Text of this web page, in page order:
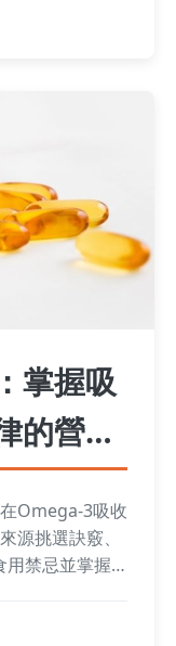
掌握吸
的營養
Omega-3吸收
源挑選訣竅、
用禁忌並掌握